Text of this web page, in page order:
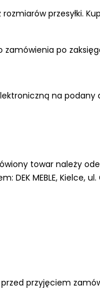
przesyłki.
po
na podany
towar należy
MEBLE, Kielce,
przyjęciem